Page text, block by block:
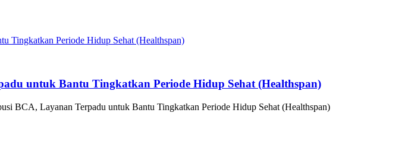
untuk Bantu Tingkatkan Periode Hidup Sehat (Healthspan)
BCA, Layanan Terpadu untuk Bantu Tingkatkan Periode Hidup Sehat (Healthspan)